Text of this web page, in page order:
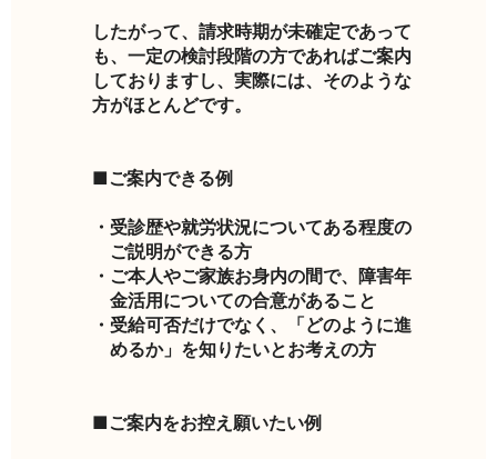
したがって、請求時期が未確定であって
も、一定の検討段階の方であればご案内
しておりますし、実際には、そのような
方がほとんどです。
■ご案内できる例
・受診歴や就労状況についてある程度の
ご説明ができる方
・ご本人やご家族お身内の間で、障害年
金活用についての合意があること
・受給可否だけでなく、「どのように進
めるか」を知りたいとお考えの方
■ご案内をお控え願いたい例